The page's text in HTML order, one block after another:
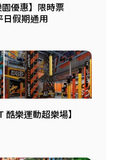
園優惠】限時票
日假期通用
酷樂運動超樂場】